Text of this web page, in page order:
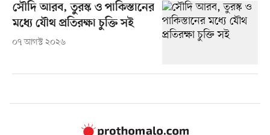
সৌদি আরব, তুরস্ক ও পাকিস্তানের
মধ্যে যৌথ প্রতিরক্ষা চুক্তি সই
০৭ আগস্ট ২০২৬